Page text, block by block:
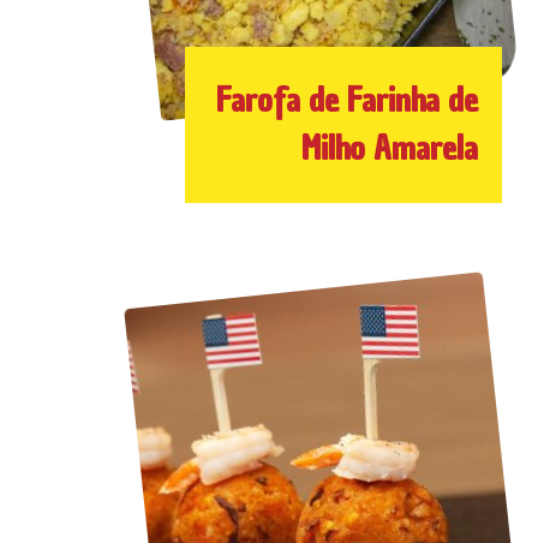
Farofa de Farinha de
Milho Amarela